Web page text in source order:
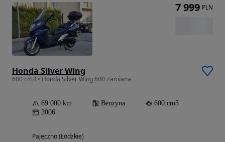
Honda Silver Wing
600 cm3 • Honda Silver Wing 600 Zamiana
69 000 km Benzyna
600 cm3
2006
Pajęczno (Łódzkie)
7 999 PLN